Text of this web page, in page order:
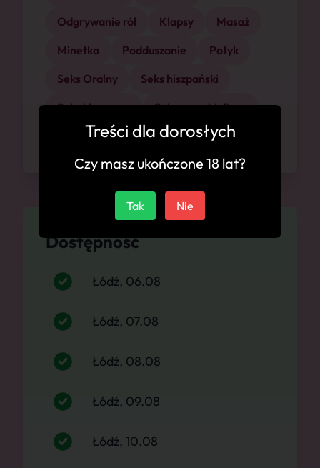
Odgrywanie ról
Klapsy
Masaż
Minetka
Podduszanie
Połyk
Seks Oralny
Seks hiszpański
Seks klasyczny
Seksowna bielizna
Dostępność
Łódź, 06.08
Łódź, 07.08
Łódź, 08.08
Łódź, 09.08
Łódź, 10.08
Treści dla dorosłych
Czy masz ukończone 18 lat?
Tak Nie